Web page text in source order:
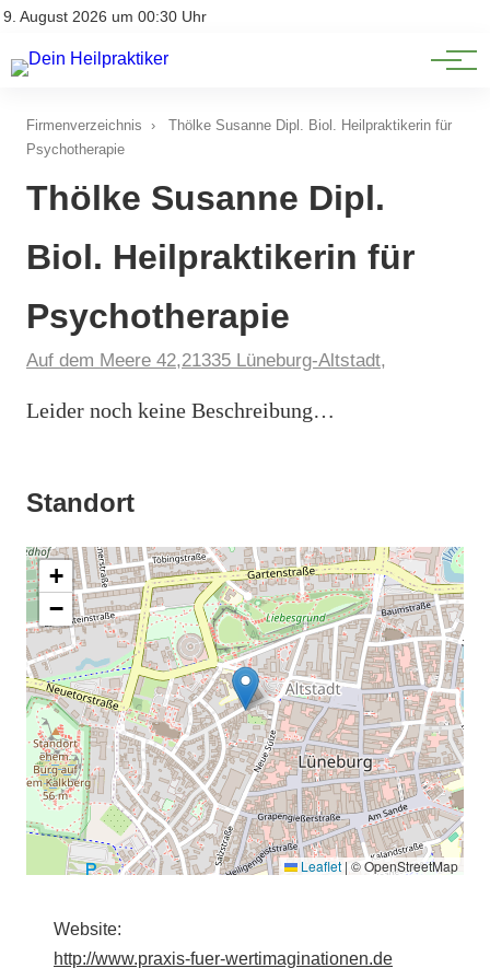
9. August 2026 um 00:30 Uhr
Impressum
Natürliche Medizin
Heilpflanzen & Kräuterkunde
Firmenverzeichnis ›
Thölke Susanne Dipl. Biol. Heilpraktikerin für
Psychotherapie
Thölke Susanne Dipl.
Biol. Heilpraktikerin für
Psychotherapie
Auf dem Meere 42,21335 Lüneburg-Altstadt,
Leider noch keine Beschreibung…
Standort
+
−
Leaflet | © OpenStreetMap
Website:
http://www.praxis-fuer-wertimaginationen.de